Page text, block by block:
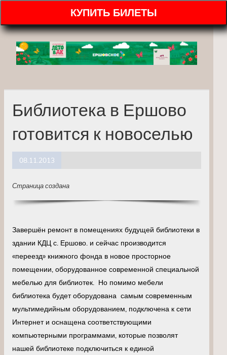
КУПИТЬ БИЛЕТЫ
Библиотека в Ершово
готовится к новоселью
08.11.2013
Страница создана
Завершён ремонт в помещениях будущей библиотеки в
здании КДЦ с. Ершово. и сейчас производится
«переезд» книжного фонда в новое просторное
помещении, оборудованное современной специальной
мебелью для библиотек. Но помимо мебели
библиотека будет оборудована самым современным
мультимедийным оборудованием, подключена к сети
Интернет и оснащена соответствующими
компьютерными программами, которые позволят
нашей библиотеке подключиться к единой